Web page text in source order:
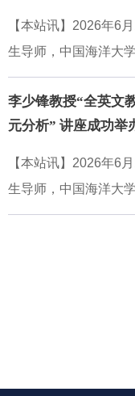
指令微调、强化
国际传播等议题展开
译学研究团队成员参
域的阶段性成果。会
授、国家翻译协同创
从“翻译世界”向“翻
步理论化的空间。他提
【本站讯】2026年6
生导师，中国海洋大
大学外国语学院N314
效”（The
anguage Teaching）
持，外国语学院及校
场学术氛围浓厚。讲
参照。讲座伊始，李
效的课堂实践。当前
李少锋教授“全英文
元分析” 讲座成功
【本站讯】2026年6
生导师，中国海洋大
外国语学院N314作题
uction in Language